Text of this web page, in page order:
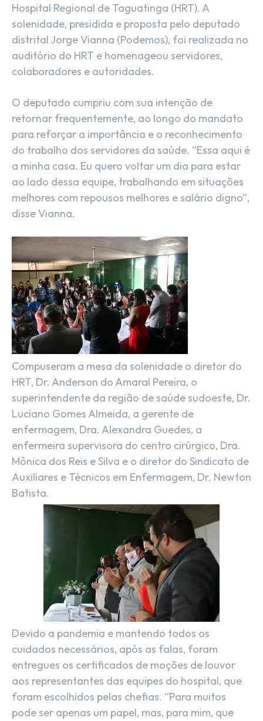
Hospital Regional de Taguatinga (HRT). A
solenidade, presidida e proposta pelo deputado
distrital Jorge Vianna (Podemos), foi realizada no
auditório do HRT e homenageou servidores,
colaboradores e autoridades.
O deputado cumpriu com sua intenção de
retornar frequentemente, ao longo do mandato
para reforçar a importância e o reconhecimento
do trabalho dos servidores da saúde. “Essa aqui é
a minha casa. Eu quero voltar um dia para estar
ao lado dessa equipe, trabalhando em situações
melhores com repousos melhores e salário digno”,
disse Vianna.
Compuseram a mesa da solenidade o diretor do
HRT, Dr. Anderson do Amaral Pereira, o
superintendente da região de saúde sudoeste, Dr.
Luciano Gomes Almeida, a gerente de
enfermagem, Dra. Alexandra Guedes, a
enfermeira supervisora do centro cirúrgico, Dra.
Mônica dos Reis e Silva e o diretor do Sindicato de
Auxiliares e Técnicos em Enfermagem, Dr. Newton
Batista.
Devido a pandemia e mantendo todos os
cuidados necessários, após as falas, foram
entregues os certificados de moções de louvor
aos representantes das equipes do hospital, que
foram escolhidos pelas chefias. “Para muitos
pode ser apenas um papel, mas, para mim, que